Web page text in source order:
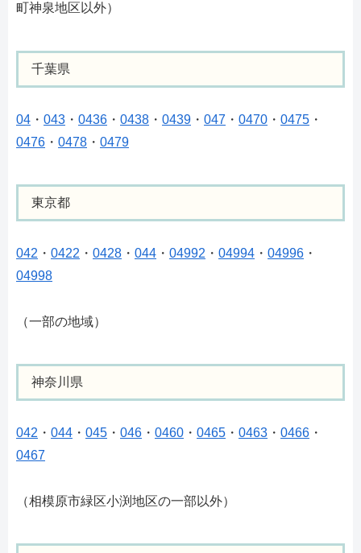
町神泉地区以外）
千葉県
04 ・ 043 ・ 0436 ・ 0438 ・ 0439 ・ 047 ・ 0470 ・ 0475 ・
0476 ・ 0478 ・ 0479
東京都
042 ・ 0422 ・ 0428 ・ 044 ・ 04992 ・ 04994 ・ 04996 ・
04998
（一部の地域）
神奈川県
042 ・ 044 ・ 045 ・ 046 ・ 0460 ・ 0465 ・ 0463 ・ 0466 ・
0467
（相模原市緑区小渕地区の一部以外）